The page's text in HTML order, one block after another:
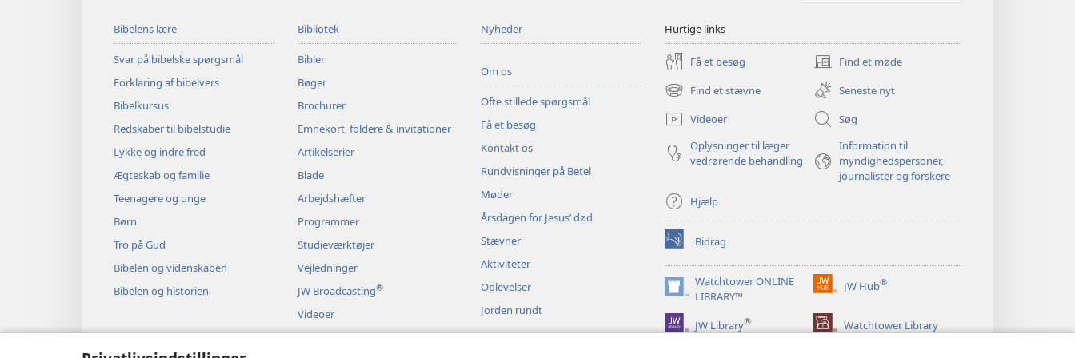
Bibelens lære
Svar på bibelske spørgsmål
Forklaring af bibelvers
Bibelkursus
Redskaber til bibelstudie
Lykke og indre fred
Ægteskab og familie
Teenagere og unge
Børn
Tro på Gud
Bibelen og videnskaben
Bibelen og historien
Bibliotek
Bibler
Bøger
Brochurer
Emnekort, foldere & invitationer
Artikelserier
Blade
Arbejdshæfter
Programmer
Studieværktøjer
Vejledninger
JW Broadcasting®
Videoer
Musik
Nyheder
Om os
Ofte stillede spørgsmål
Få et besøg
Kontakt os
Rundvisninger på Betel
Møder
Årsdagen for Jesus’ død
Stævner
Aktiviteter
Oplevelser
Jorden rundt
Hurtige links
Få et besøg Find et møde
(åbner
nyt
vindue)
Find et stævne
(åbner
nyt
vindue)
Seneste nyt
Videoer
Søg
Oplysninger til læger
vedrørende behandling
Information til
myndighedspersoner,
journalister og forskere
Hjælp
Bidrag
(åbner
nyt
vindue)Watchtower ONLINE
LIBRARY™
(åbner
nyt
vindue)
JW Hub®
(åbner
vindue)
JW Library® Watchtower Library